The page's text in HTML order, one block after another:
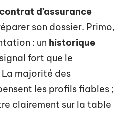
d’assurance
son dossier. Primo,
: un historique
fort que le
majorité des
les profils fiables ;
clairement sur la table